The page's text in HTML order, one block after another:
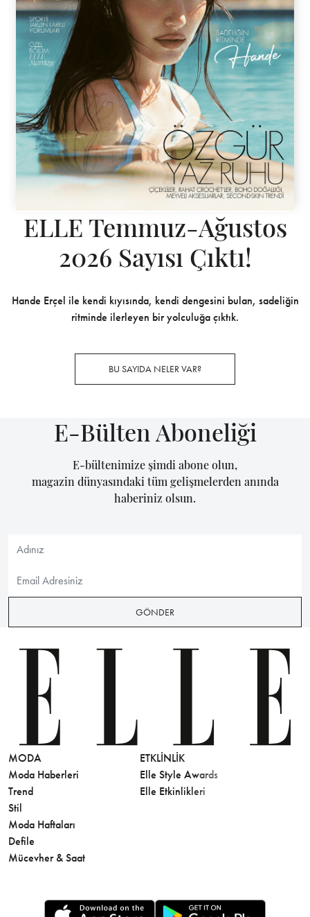
ELLE Temmuz-Ağustos
2026 Sayısı Çıktı!
Hande Erçel ile kendi kıyısında, kendi dengesini bulan, sadeliğin
ritminde ilerleyen bir yolculuğa çıktık.
BU SAYIDA NELER VAR?
E-Bülten Aboneliği
E-bültenimize şimdi abone olun,
magazin dünyasındaki tüm gelişmelerden anında
haberiniz olsun.
GÖNDER
MODA
Moda Haberleri
Trend
Stil
Moda Haftaları
Defile
Mücevher & Saat
ETKLINLIK
Elle Style Awards
Elle Etkinlikleri